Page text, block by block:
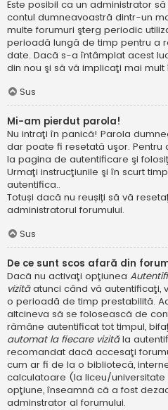
Este posibil ca un administrator
contul dumneavoastră dintr-un
multe forumuri şterg periodic
perioadă lungă de timp pentru a
date. Dacă s-a întâmplat acest
din nou şi să vă implicaţi mai mult
Sus
Mi-am pierdut parola!
Nu intraţi în panică! Parola
dar poate fi resetată uşor. Pentru
la pagina de autentificare şi
Urmaţi instrucţiunile şi în scurt
autentifica..
Totuși dacă nu reușiți să vă
administratorul forumului.
Sus
De ce sunt scos afară din
Dacă nu activaţi opţiunea
vizităatunci când vă autentificaţi,
o perioadă de timp prestabilită.
altcineva să se folosească de
rămâne autentificat tot timpul,
automat la fiecare vizităla
recomandat dacă accesaţi
cum ar fi de la o bibliotecă,
calculatoare (la liceu/
opţiune, înseamnă că a fost
adminstrator al forumului.